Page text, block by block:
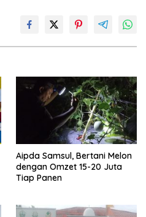
Aipda Samsul, Bertani Melon
dengan Omzet 15-20 Juta
Tiap Panen